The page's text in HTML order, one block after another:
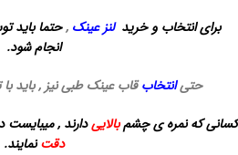
برای انتخاب و خرید لنز عینک ,حتما باید
انجام شود.
حتیانتخابقاب عینک طبی نیز , باید
کسانی که نمره ی چشمبالاییدارند , میبایست
دقتنمایند.